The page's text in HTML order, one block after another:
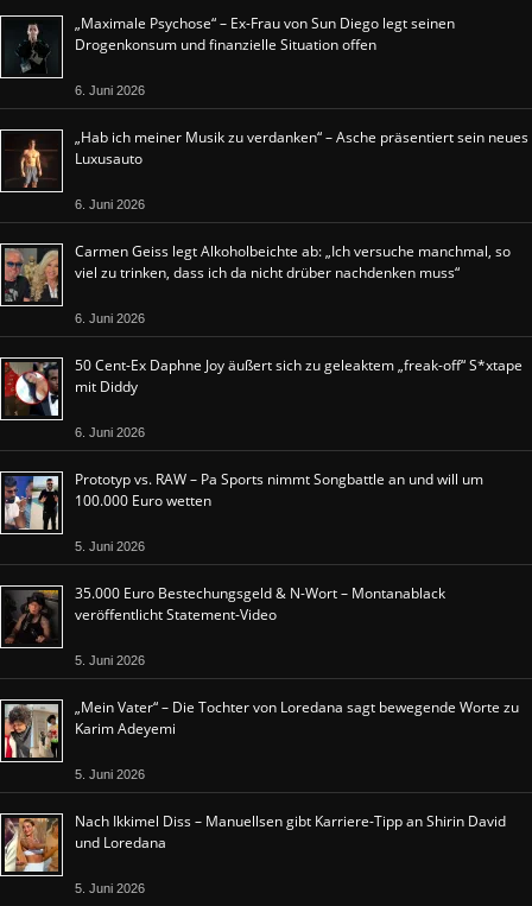
„Maximale Psychose“ – Ex-Frau von Sun Diego legt seinen
Drogenkonsum und finanzielle Situation offen
6. Juni 2026
„Hab ich meiner Musik zu verdanken“ – Asche präsentiert sein neues
Luxusauto
6. Juni 2026
Carmen Geiss legt Alkoholbeichte ab: „Ich versuche manchmal, so
viel zu trinken, dass ich da nicht drüber nachdenken muss“
6. Juni 2026
50 Cent-Ex Daphne Joy äußert sich zu geleaktem „freak-off“ S*xtape
mit Diddy
6. Juni 2026
Prototyp vs. RAW – Pa Sports nimmt Songbattle an und will um
100.000 Euro wetten
5. Juni 2026
35.000 Euro Bestechungsgeld & N-Wort – Montanablack
veröffentlicht Statement-Video
5. Juni 2026
„Mein Vater“ – Die Tochter von Loredana sagt bewegende Worte zu
Karim Adeyemi
5. Juni 2026
Nach Ikkimel Diss – Manuellsen gibt Karriere-Tipp an Shirin David
und Loredana
5. Juni 2026